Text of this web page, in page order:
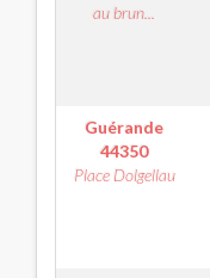
au brun...
Guérande
44350
Place Dolgellau